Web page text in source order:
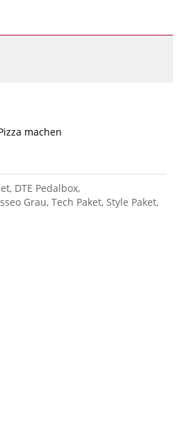
machen
DTE Pedalbox,
Grau, Tech Paket, Style Paket,